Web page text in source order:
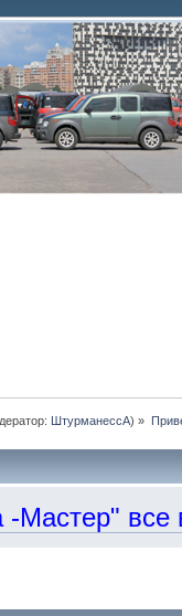
ШтурманессА) »
все